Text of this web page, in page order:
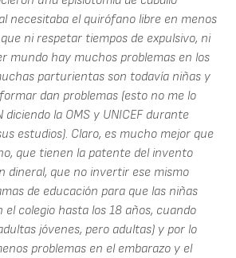
necesitaba el quirófano libre en menos
ni respetar tiempos de expulsivo, ni
mundo hay muchos problemas en los
parturientas son todavía niñas y
dan problemas (esto no me lo
diciendo la OMS y UNICEF durante
estudios). Claro, es mucho mejor que
que tienen la patente del invento
dineral, que no invertir ese mismo
de educación para que las niñas
colegio hasta los 18 años, cuando
jóvenes, pero adultas) y por lo
problemas en el embarazo y el